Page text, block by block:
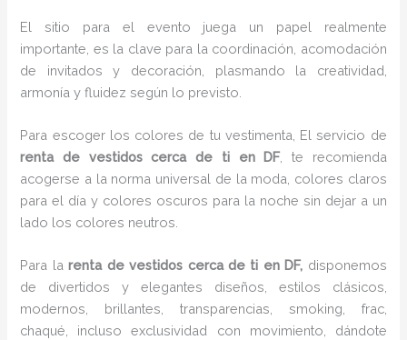
El sitio para el evento juega un papel realmente
importante, es la clave para la coordinación, acomodación
de invitados y decoración, plasmando la creatividad,
armonía y fluidez según lo previsto.
Para escoger los colores de tu vestimenta, El servicio de
renta de vestidos cerca de ti en DF, te recomienda
acogerse a la norma universal de la moda, colores claros
para el día y colores oscuros para la noche sin dejar a un
lado los colores neutros.
Para larenta de vestidos cerca de ti en DF, disponemos
de
divertidos y elegantes diseños, estilos clásicos,
modernos, brillantes, transparencias, smoking, frac,
chaqué, incluso exclusividad con movimiento, dándote